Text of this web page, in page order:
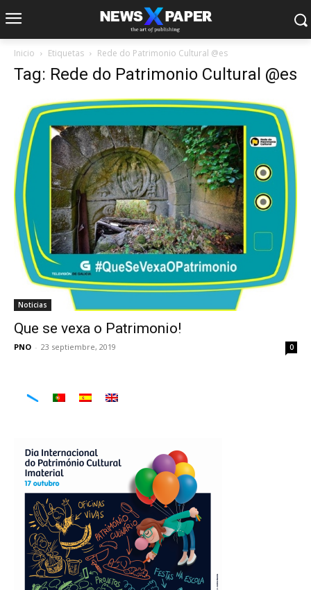
Inicio Etiquetas Rede do Patrimonio Cultural @es
Tag: Rede do Patrimonio Cultural @es
Noticias
Que se vexa o Patrimonio!
PNO - 23 septiembre, 2019 0